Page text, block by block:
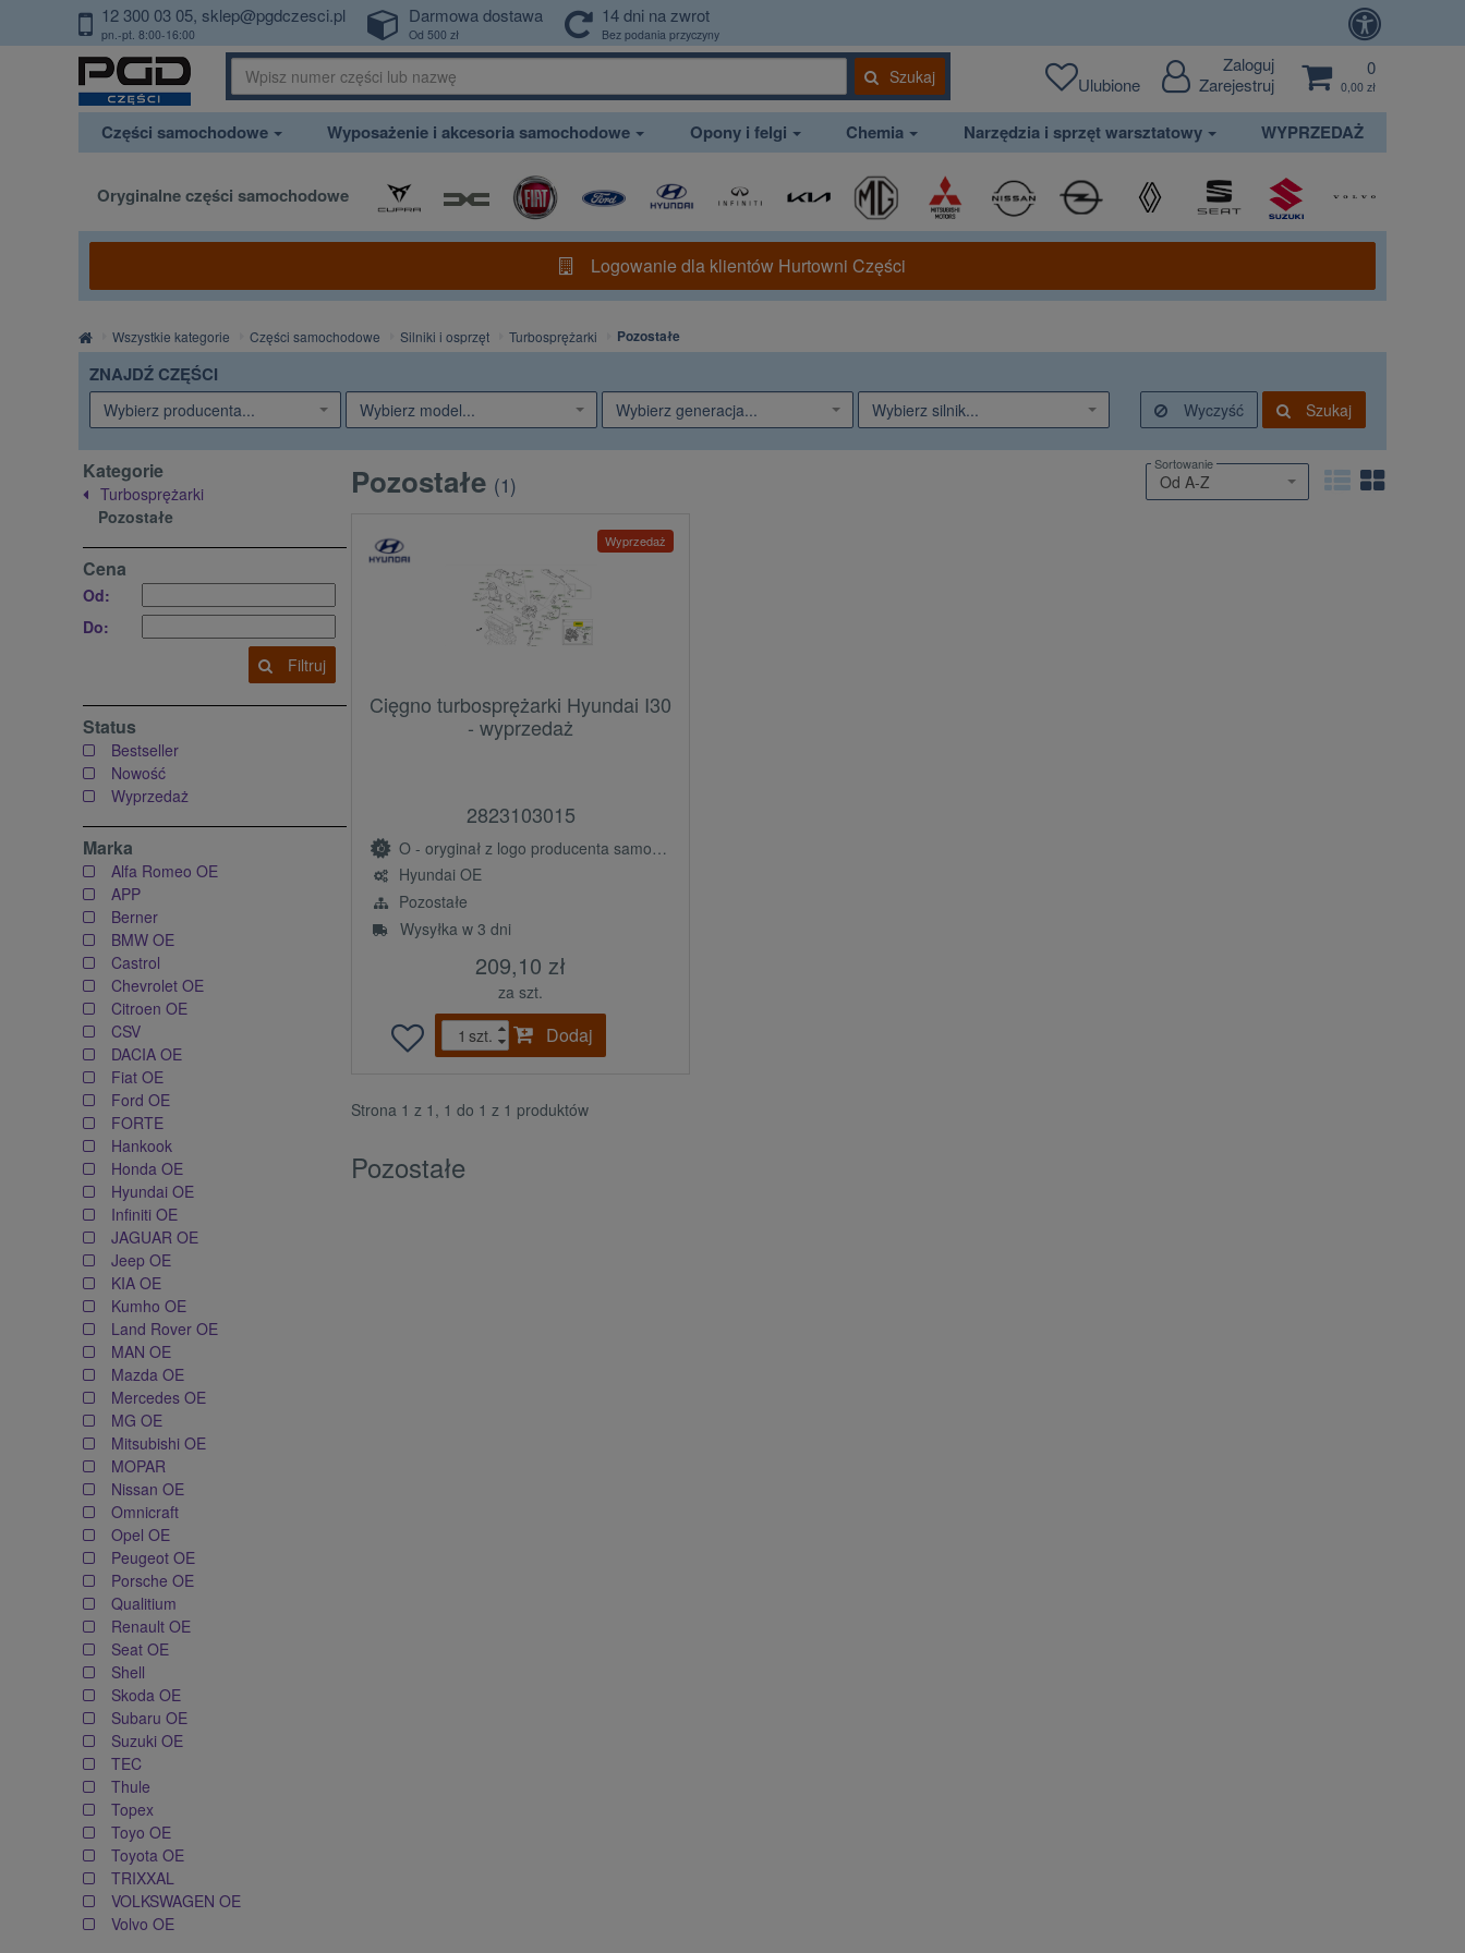
PrzejdzDoTresci
12 300 03 05 sklep@pgdczesci.pl
pn.-pt. 8:00-16:00
Darmowa dostawa
Od 500 zł
14 dni na zwrot
Bez podania przyczyny
Szukaj Ulubione
Zaloguj
Zarejestruj
0
0,00 zł
Części samochodowe Wyposażenie i akcesoria samochodowe Opony i felgi Chemia Narzędzia i sprzęt warsztatowy WYPRZEDAŻ
Oryginalne części samochodowe
Logowanie dla klientów Hurtowni Części
Strona
główna
Wszystkie kategorie Części samochodowe Silniki i osprzęt Turbosprężarki Pozostałe
ZNAJDŹ CZĘŚCI
Wybierz producenta... Wybierz model... Wybierz generacja... Wybierz silnik... Wyczyść Szukaj
Kategorie
Turbosprężarki
Pozostałe
Cena
Od:
Do:
Filtruj
Status
Bestseller
Nowość
Wyprzedaż
Marka
Alfa Romeo OE
APP
Berner
BMW OE
Castrol
Chevrolet OE
Citroen OE
CSV
DACIA OE
Fiat OE
Ford OE
FORTE
Hankook
Honda OE
Hyundai OE
Infiniti OE
JAGUAR OE
Jeep OE
KIA OE
Kumho OE
Land Rover OE
MAN OE
Mazda OE
Mercedes OE
MG OE
Mitsubishi OE
MOPAR
Nissan OE
Omnicraft
Opel OE
Peugeot OE
Porsche OE
Qualitium
Renault OE
Seat OE
Shell
Skoda OE
Subaru OE
Suzuki OE
TEC
Thule
Topex
Toyo OE
Toyota OE
TRIXXAL
VOLKSWAGEN OE
Volvo OE
Pozostałe (1) Od A-Z
Sortowanie
Wyprzedaż
Cięgno turbosprężarki Hyundai I30
- wyprzedaż
2823103015
O - oryginał z logo producenta samochodu (OE)
Hyundai OE
Pozostałe
Wysyłka w 3 dni
209,10 zł
za szt.
szt.
Dodaj
Strona 1 z 1, 1 do 1 z 1 produktów
Pozostałe